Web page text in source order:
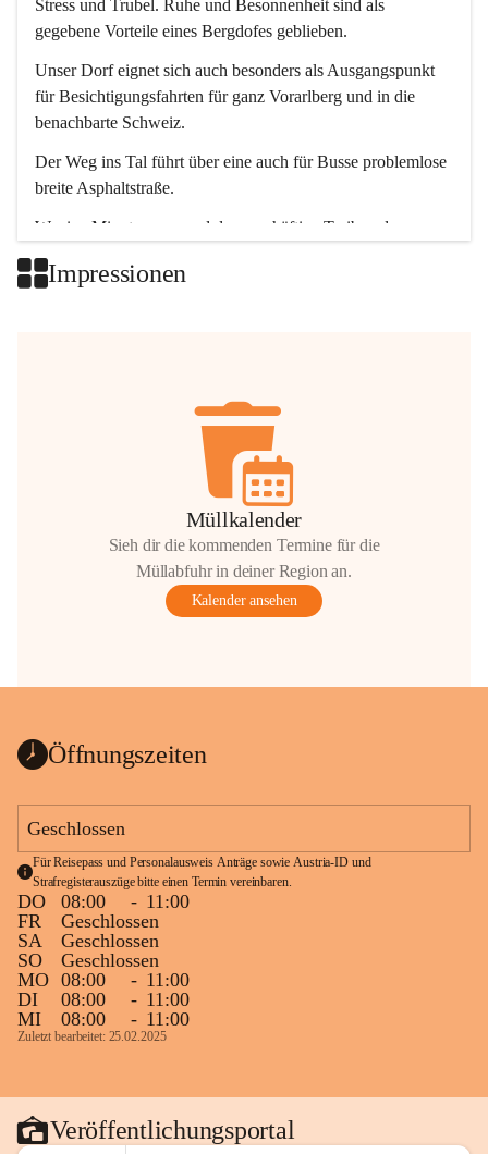
Stress und Trubel. Ruhe und Besonnenheit sind als
gegebene Vorteile eines Bergdofes geblieben.
Unser Dorf eignet sich auch besonders als Ausgangspunkt
für Besichtigungsfahrten für ganz Vorarlberg und in die
benachbarte Schweiz.
Der Weg ins Tal führt über eine auch für Busse problemlose
breite Asphaltstraße.
Wenige Minuten nur, und das geschäftige Treiben der
Impressionen
Müllkalender
Sieh dir die kommenden Termine für die
Müllabfuhr in deiner Region an.
Kalender ansehen
Öffnungszeiten
Geschlossen
Für Reisepass und Personalausweis Anträge sowie Austria-ID und
Strafregisterauszüge bitte einen Termin vereinbaren.
DO 08:00 - 11:00
FR
Geschlossen
SA
Geschlossen
SO
Geschlossen
MO 08:00 - 11:00
DI
08:00 - 11:00
MI
08:00 - 11:00
Zuletzt bearbeitet: 25.02.2025
Veröffentlichungsportal